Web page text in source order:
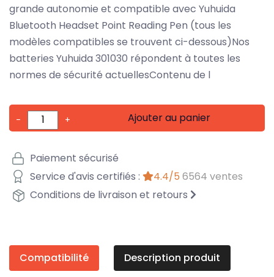
grande autonomie et compatible avec Yuhuida
Bluetooth Headset Point Reading Pen (tous les
modèles compatibles se trouvent ci-dessous)Nos
batteries Yuhuida 301030 répondent à toutes les
normes de sécurité actuellesContenu de l
- + Ajouter au panier
Paiement sécurisé
Service d'avis certifiés :
4.4/5 6564 ventes
Conditions de livraison et retours
Compatibilité Description produit